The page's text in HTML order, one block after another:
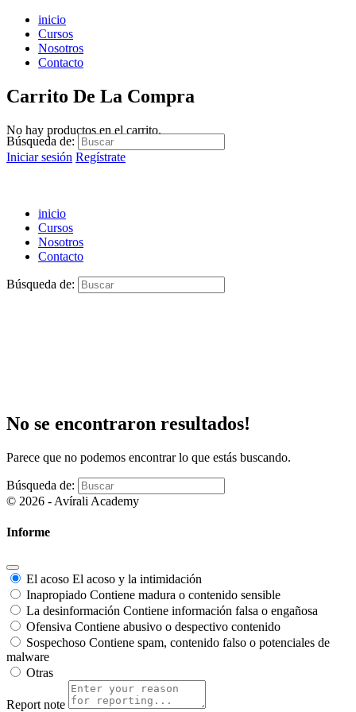
inicio
Cursos
Nosotros
Contacto
Carrito De La Compra
No hay productos en el carrito.
Iniciar sesión Regístrate
Búsqueda de:
inicio
Cursos
Nosotros
Contacto
Búsqueda de:
No se encontraron resultados!
Parece que no podemos encontrar lo que estás buscando.
Búsqueda de:
© 2026 - Avírali Academy
Informe
El acoso El acoso y la intimidación
Inapropiado Contiene madura o contenido sensible
La desinformación Contiene información falsa o engañosa
Ofensiva Contiene abusivo o despectivo contenido
Sospechoso Contiene spam, contenido falso o potenciales de
malware
Otras
Report note